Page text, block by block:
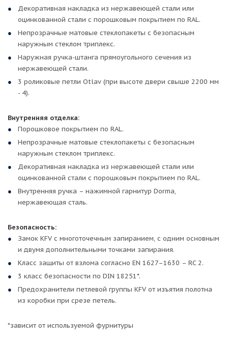
Декоративная накладка из нержавеющей стали или
оцинкованной стали с порошковым покрытием по RAL.
Непрозрачные матовые стеклопакеты с безопасным
наружным стеклом триплекс.
Наружная ручка-штанга прямоугольного сечения из
нержавеющей стали.
3 роликовые петли Otlav (при высоте двери свыше 2200 мм
- 4).
Внутренняя отделка:
Порошковое покрытием по RAL.
Непрозрачные матовые стеклопакеты с безопасным
наружным стеклом триплекс.
Декоративная накладка из нержавеющей стали или
оцинкованной стали с порошковым покрытием по RAL.
Внутренняя ручка – нажимной гарнитур Dorma,
нержавеющая сталь.
Безопасность:
Замок KFV c многоточечным запиранием, c одним основным
и двумя дополнительными точками запирания.
Класс защиты от взлома согласно EN 1627–1630 – RC 2.
3 класс безопасности по DIN 18251*.
Предохранители петлевой группы KFV от изъятия полотна
из коробки при срезе петель.
*зависит от используемой фурнитуры